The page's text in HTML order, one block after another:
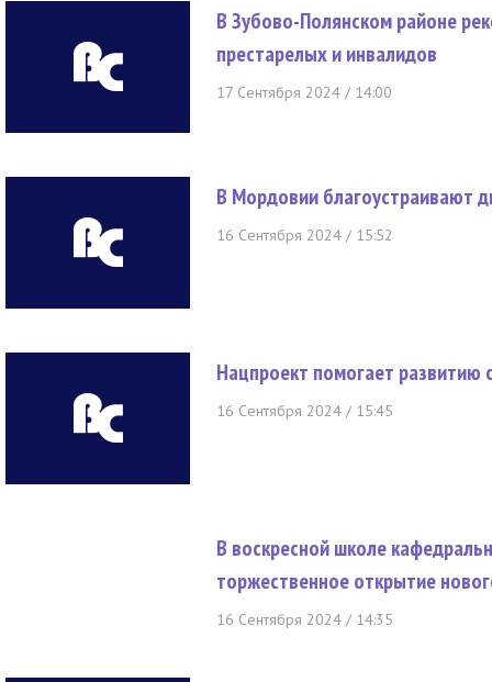
В Зубово-Полянском районе
престарелых и инвалидов
17 Сентября 2024 / 14:00
В Мордовии благоустраивают
16 Сентября 2024 / 15:52
Нацпроект помогает развитию
16 Сентября 2024 / 15:45
В воскресной школе
торжественное открытие
16 Сентября 2024 / 14:35